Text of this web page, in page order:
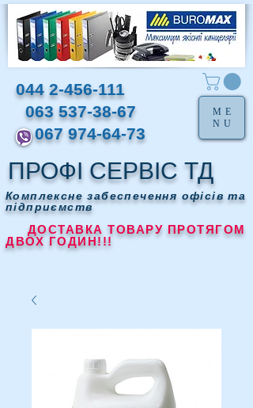
ПРОФІ СЕРВІС ТД
Комплексне забеспечення офісів та
підприємств
ДОСТАВКА ТОВАРУ ПРОТЯГОМ
ДВОХ ГОДИН!!!
044 2-456-111
063 537-38-67
067 974-64-73
ME
NU